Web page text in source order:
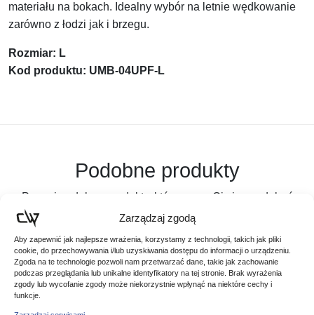
Zarządzaj zgodą
Aby zapewnić jak najlepsze wrażenia, korzystamy z technologii, takich jak pliki
cookie, do przechowywania i/lub uzyskiwania dostępu do informacji o urządzeniu.
Zgoda na te technologie pozwoli nam przetwarzać dane, takie jak zachowanie
podczas przeglądania lub unikalne identyfikatory na tej stronie. Brak wyrażenia
zgody lub wycofanie zgody może niekorzystnie wpłynąć na niektóre cechy i
funkcje.
materiału na bokach. Idealny wybór na letnie wędkowanie
zarówno z łodzi jak i brzegu.
Rozmiar: L
Kod produktu: UMB-04UPF-L
Podobne produkty
Poznaj podobne produkty, które mogą Ci się spodobać